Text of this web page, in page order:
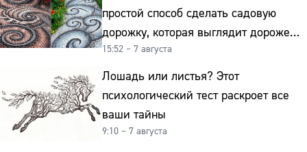
простой способ сделать садовую
дорожку, которая выглядит дороже
гранита
15:52 – 7 августа
Лошадь или листья? Этот
психологический тест раскроет все
ваши тайны
9:10 – 7 августа